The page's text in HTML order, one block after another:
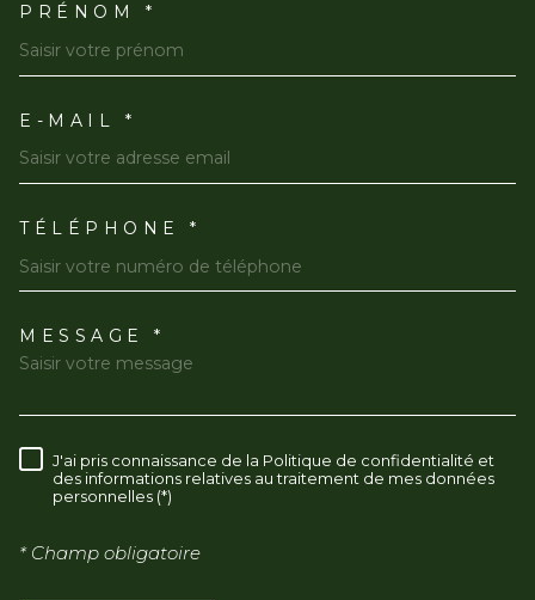
PRÉNOM *
E-MAIL *
TÉLÉPHONE *
MESSAGE *
RÈGLEMENTATION
J'ai pris connaissance de la Politique de confidentialité et
des informations relatives au traitement de mes données
personnelles (*)
* Champ obligatoire